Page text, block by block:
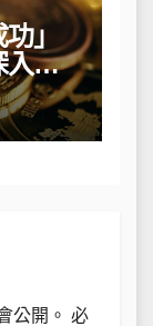
」
入解
公開。 必